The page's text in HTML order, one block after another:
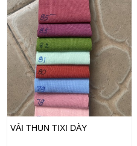
VẢI THUN TIXI DÀY